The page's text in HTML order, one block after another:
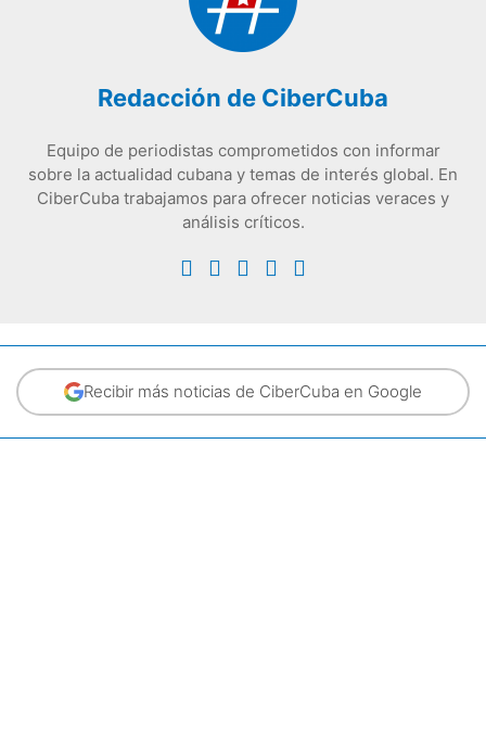
Redacción de CiberCuba
Equipo de periodistas comprometidos con informar
sobre la actualidad cubana y temas de interés global. En
CiberCuba trabajamos para ofrecer noticias veraces y
análisis críticos.
Recibir más noticias de CiberCuba en Google